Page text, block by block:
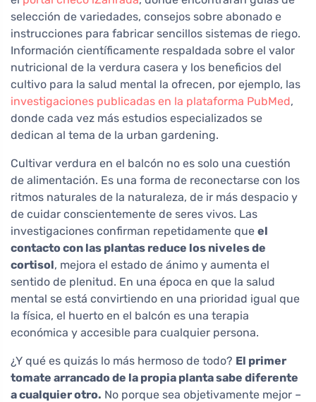
selección de variedades, consejos sobre abonado e
instrucciones para fabricar sencillos sistemas de riego.
Información científicamente respaldada sobre el valor
nutricional de la verdura casera y los beneficios del
cultivo para la salud mental la ofrecen, por ejemplo, las
investigaciones publicadas en la plataforma PubMed,
donde cada vez más estudios especializados se
dedican al tema de la urban gardening.
Cultivar verdura en el balcón no es solo una cuestión
de alimentación. Es una forma de reconectarse con los
ritmos naturales de la naturaleza, de ir más despacio y
de cuidar conscientemente de seres vivos. Las
investigaciones confirman repetidamente que el
contacto con las plantas reduce los niveles de
cortisol, mejora el estado de ánimo y aumenta el
sentido de plenitud. En una época en que la salud
mental se está convirtiendo en una prioridad igual que
la física, el huerto en el balcón es una terapia
económica y accesible para cualquier persona.
¿Y qué es quizás lo más hermoso de todo? El primer
tomate arrancado de la propia planta sabe diferente
a cualquier otro. No porque sea objetivamente mejor –